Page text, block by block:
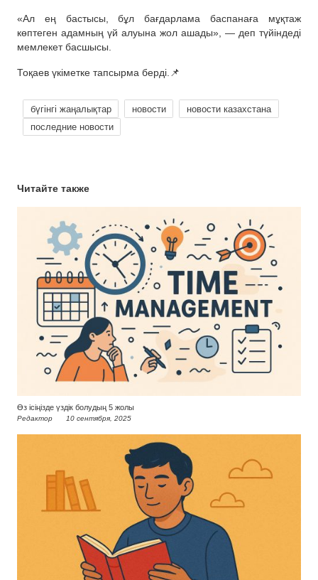
«Ал ең бастысы, бұл бағдарлама баспанаға мұқтаж
көптеген адамның үй алуына жол ашады», — деп түйіндеді
мемлекет басшысы.
Тоқаев үкіметке тапсырма берді.📌
бүгінгі жаңалықтар новости
новости казахстана
последние новости
Читайте также
Өз ісіңізде үздік болудың 5 жолы
Редактор 10 сентября, 2025